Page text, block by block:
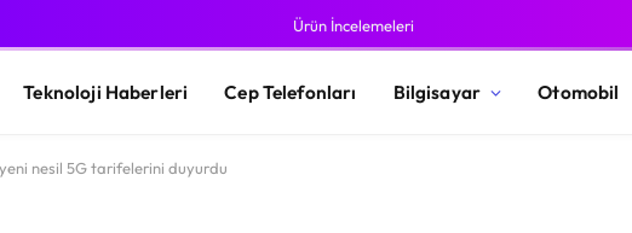
Ürün İncelemeleri
Teknoloji Haberleri Cep Telefonları Bilgisayar Otomobil
nesil 5G tarifelerini duyurdu